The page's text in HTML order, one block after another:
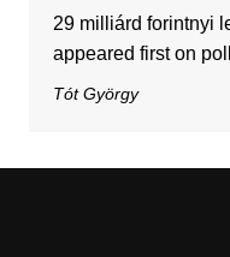
29 milliárd forintnyi
appeared first on
Tót György